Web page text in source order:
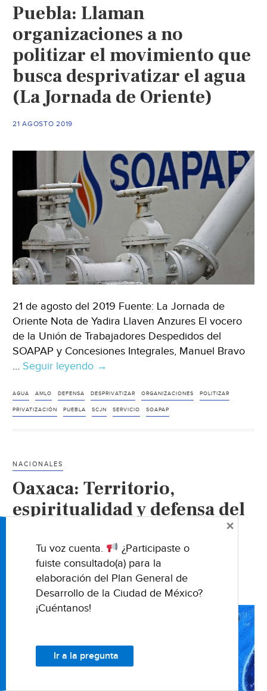
(El
Siglo
de
Torreón)
Puebla: Llaman
organizaciones a no
politizar el movimiento que
busca desprivatizar el agua
(La Jornada de Oriente)
21 AGOSTO 2019
21 de agosto del 2019 Fuente: La Jornada de
Oriente Nota de Yadira Llaven Anzures El vocero
de la Unión de Trabajadores Despedidos del
SOAPAP y Concesiones Integrales, Manuel Bravo
… Seguir leyendo Puebla:
organizaciones
a
que
busca
desprivatizar
agua
(La
Jornada
de
→
AGUA AMLO DEFENSA DESPRIVATIZAR ORGANIZACIONES POLITIZAR
PRIVATIZACIÓN PUEBLA SCJN SERVICIO SOAPAP
NACIONALES
Oaxaca: Territorio,
espiritualidad y defensa del
(DesInformémonos)
12 AGOSTO 2019
Tu voz cuenta.
¿Participaste o
fuiste consultado(a) para la
elaboración del Plan General de
Desarrollo de la Ciudad de México?
¡Cuéntanos!
Ir a la pregunta
×